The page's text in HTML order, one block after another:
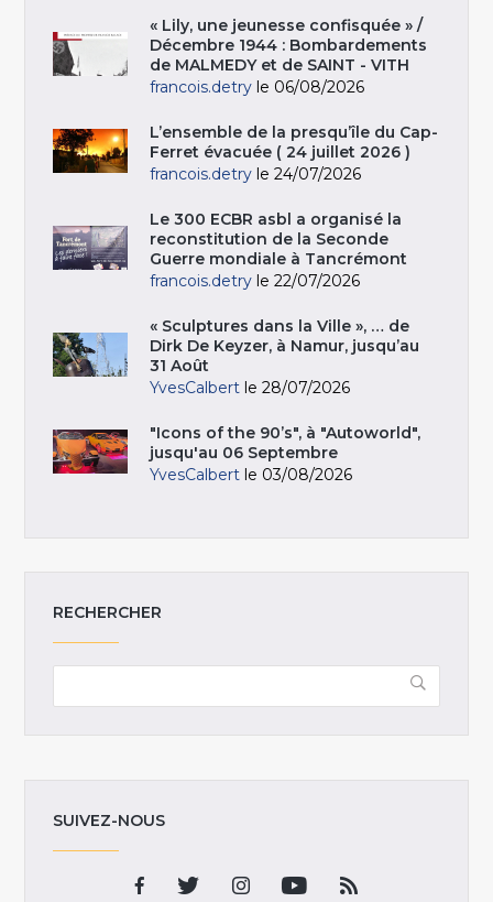
« Lily, une jeunesse confisquée » /
Décembre 1944 : Bombardements
de MALMEDY et de SAINT - VITH
francois.detry le 06/08/2026
L’ensemble de la presqu’île du Cap-
Ferret évacuée ( 24 juillet 2026 )
francois.detry le 24/07/2026
Le 300 ECBR asbl a organisé la
reconstitution de la Seconde
Guerre mondiale à Tancrémont
francois.detry le 22/07/2026
« Sculptures dans la Ville », … de
Dirk De Keyzer, à Namur, jusqu’au
31 Août
YvesCalbert le 28/07/2026
"Icons of the 90’s", à "Autoworld",
jusqu'au 06 Septembre
YvesCalbert le 03/08/2026
RECHERCHER
SUIVEZ-NOUS